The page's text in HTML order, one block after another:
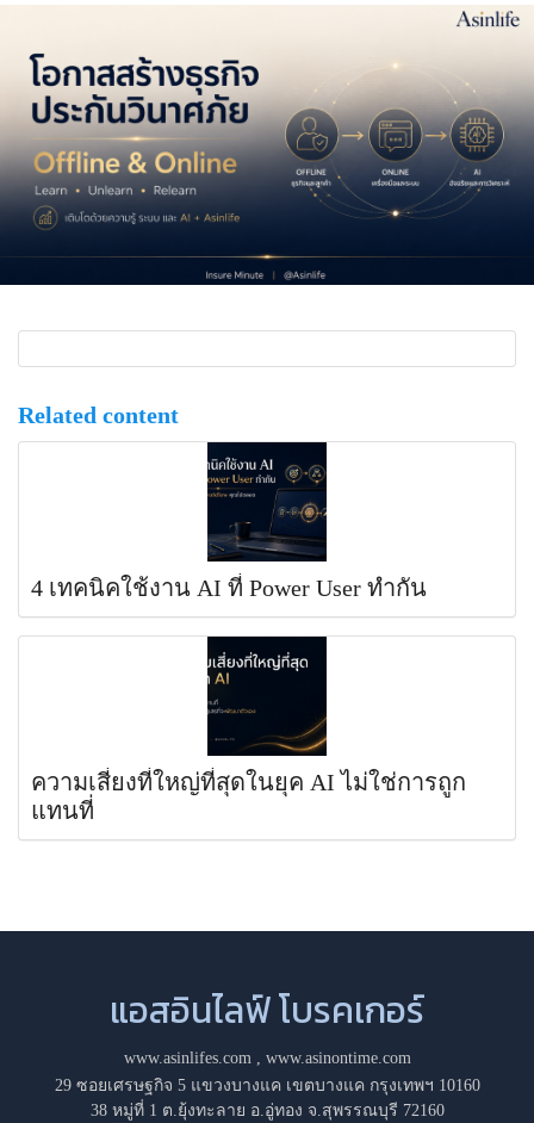
Related content
4 เทคนิคใช้งาน AI ที่ Power User ทำกัน
ความเสี่ยงที่ใหญ่ที่สุดในยุค AI ไม่ใช่การถูก
แทนที่
แอสอินไลฟ์ โบรคเกอร์
www.asinlifes.com, www.asinontime.com
29 ซอยเศรษฐกิจ 5 แขวงบางแค เขตบางแค กรุงเทพฯ 10160
38 หมู่ที่ 1 ต.ยุ้งทะลาย อ.อู่ทอง จ.สุพรรณบุรี 72160